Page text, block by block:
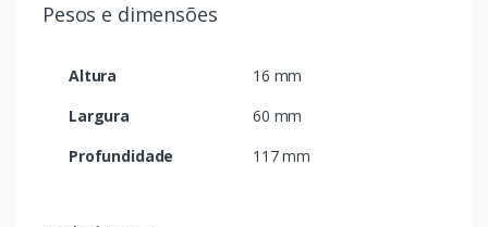
Pesos e dimensões
Altura
16 mm
Largura
60 mm
Profundidade
117 mm